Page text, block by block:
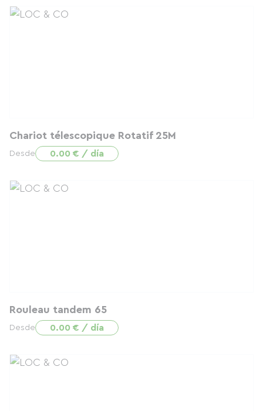
Chariot télescopique Rotatif 25M
Desde 0.00 € / día
Rouleau tandem 65
Desde 0.00 € / día